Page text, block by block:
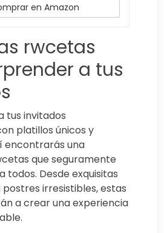
en Amazon
rwcetas
a tus
tus invitados
platillos únicos y
encontrarás una
que seguramente
todos. Desde exquisitas
irresistibles, estas
a crear una experiencia